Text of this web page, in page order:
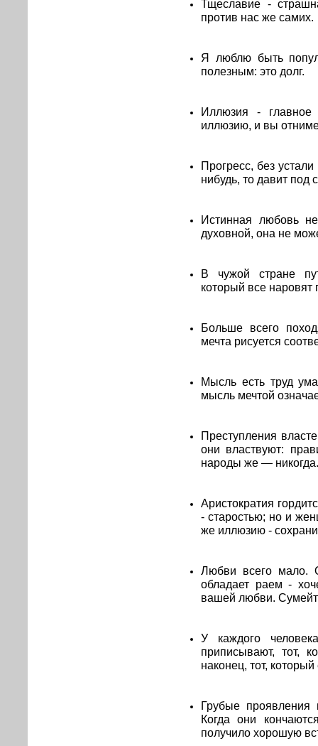
Тщеславие -
против нас же самих.
Я люблю быть
полезным: это долг.
Иллюзия - главное
иллюзию, и вы
Прогресс, без
нибудь, то давит под
Истинная любовь
духовной, она не
В чужой стране
который все наровят
Больше всего
мечта рисуется
Мысль есть труд
мысль мечтой
Преступления
они властвуют:
народы же — никогда.
Аристократия
- старостью; но и
же иллюзию -
Любви всего мало.
обладает раем -
вашей любви.
У каждого
приписывают, тот,
наконец, тот,
Грубые проявления
Когда они
получило хорошую